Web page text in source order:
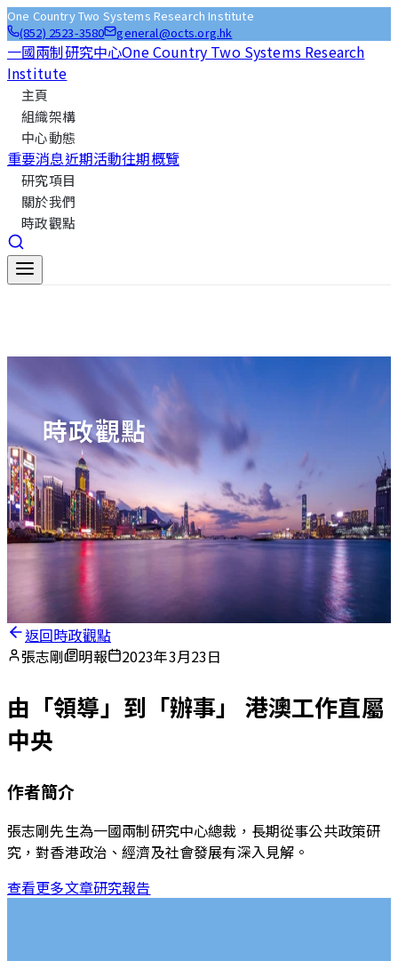
One Country Two Systems Research Institute
(852) 2523-3580
general@octs.org.hk
一國兩制研究中心One Country Two Systems Research
Institute
主頁
組織架構
中心動態
重要消息近期活動往期概覽
研究項目
關於我們
時政觀點
時政觀點
返回時政觀點
張志剛
明報 2023年3月23日
由「領導」到「辦事」 港澳工作直屬
中央
作者簡介
張志剛先生為一國兩制研究中心總裁，長期從事公共政策研
究，對香港政治、經濟及社會發展有深入見解。
查看更多文章研究報告